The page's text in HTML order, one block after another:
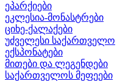
ეპარქიები
ეკლესია-მონასტრები
ციხე-ქალაქები
უძველესი საქართველო
ექსპონატები
მითები და ლეგენდები
საქართველოს მეფეები